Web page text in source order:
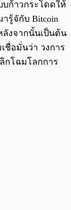
ก้าวกระโดดให้
รู้จักับ Bitcoin
ลังจากนั้นเป็นต้น
ชื่อมั่นว่า วงการ
กโฉมโลกการ